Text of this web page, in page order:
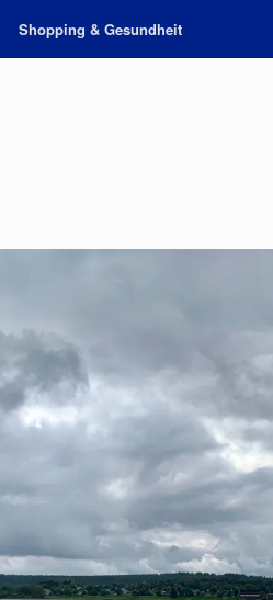
Shopping & Gesundheit